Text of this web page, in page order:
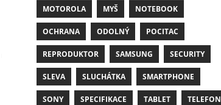
MOTOROLA MYŠ NOTEBOOK
OCHRANA ODOLNÝ POCITAC
REPRODUKTOR SAMSUNG SECURITY
SLEVA SLUCHÁTKA SMARTPHONE
SONY SPECIFIKACE TABLET TELEFON